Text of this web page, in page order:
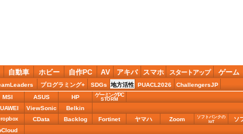
自動車 ホビー 自作PC AV アキバ スマホ スタートアップ ゲーム
プログラミング+ SDGs 地方活性 PUACL2026 ChallengersJP
MSI ASUS HP ゲーミングPC
STORM
ViewSonic Belkin
CData Backlog Fortinet ヤマハ Zoom
ソフトバンクの
IoT
ソ